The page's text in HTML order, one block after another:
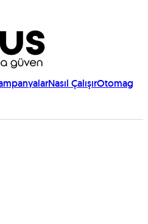
Nasıl ÇalışırOtomag